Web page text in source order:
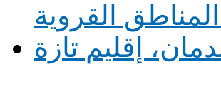
إقليم تازة